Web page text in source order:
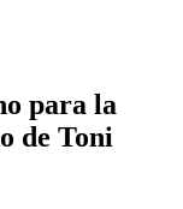
para la
de Toni